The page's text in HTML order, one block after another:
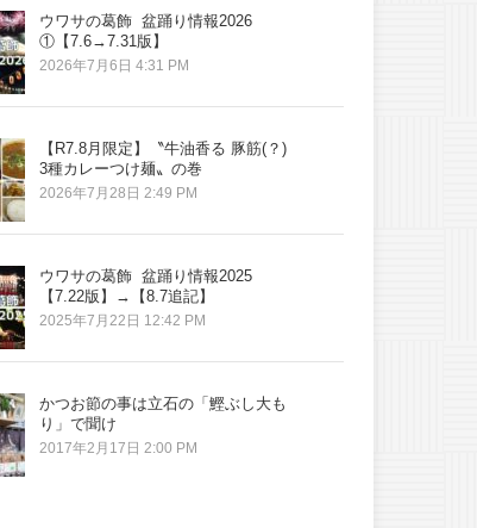
ウワサの葛飾 盆踊り情報2026
①【7.6→7.31版】
2026年7月6日 4:31 PM
【R7.8月限定】〝牛油香る 豚筋(？)
3種カレーつけ麺〟の巻
2026年7月28日 2:49 PM
ウワサの葛飾 盆踊り情報2025
【7.22版】→【8.7追記】
2025年7月22日 12:42 PM
かつお節の事は立石の「鰹ぶし大も
り」で聞け
2017年2月17日 2:00 PM